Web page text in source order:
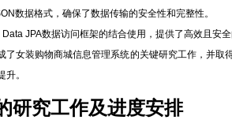
数据格式，确保了数据传输的安全性和完整性。
JPA数据访问框架的结合使用，提供了高效且安
了女装购物商城信息管理系统的关键研究工作，并
。
研究工作及进度安排